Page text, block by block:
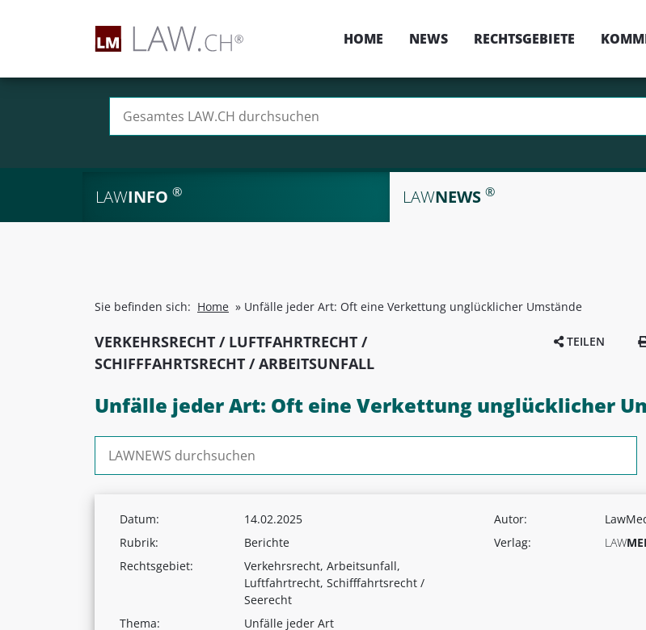
HOME NEWS RECHTSGEBIETE
LAWINFO ® LAWNEWS ®
Sie befinden sich: Home » Unfälle jeder Art: Oft eine Verkettung unglücklicher Umstände
VERKEHRSRECHT / LUFTFAHRTRECHT /
SCHIFFFAHRTSRECHT / ARBEITSUNFALL
TEILEN
Unfälle jeder Art: Oft eine Verkettung unglücklicher
Datum:
14.02.2025
Rubrik:
Berichte
Rechtsgebiet:
Verkehrsrecht, Arbeitsunfall,
Luftfahrtrecht, Schifffahrtsrecht /
Seerecht
Thema:
Unfälle jeder Art
Autor:
Verlag:
LAW